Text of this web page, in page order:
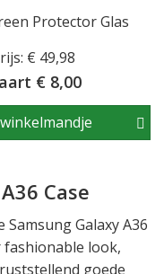
Protector Glas
€ 49,98
€ 8,00
Case
Galaxy A36
look,
goede